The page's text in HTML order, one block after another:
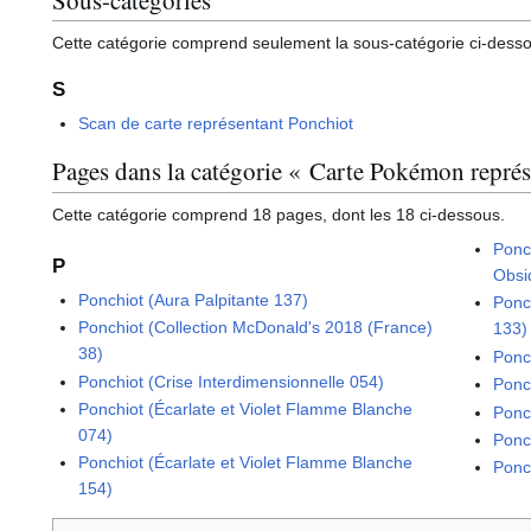
Cette catégorie comprend seulement la sous-catégorie ci-
S
Scan de carte représentant Ponchiot
Pages dans la catégorie « Carte Pokémon
Cette catégorie comprend 18 pages, dont les 18 ci-dessous.
P
Ponchiot (Aura Palpitante 137)
Ponchiot (Collection McDonald's 2018 (France)
38)
Ponchiot (Crise Interdimensionnelle 054)
Ponchiot (Écarlate et Violet Flamme Blanche
074)
Ponchiot (Écarlate et Violet Flamme Blanche
154)
133)